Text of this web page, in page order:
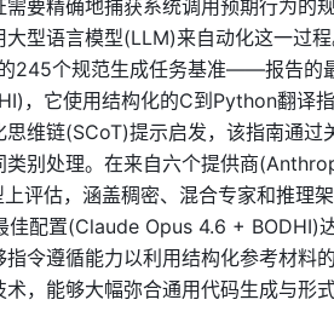
要精确地捕获系统调用预期行为的
大型语言模型(LLM)来自动化这一过
245个规范生成任务基准——报告的
，它使用结构化的C到Python翻译
维链(SCoT)提示启发，该指南通过
类别处理。在来自六个提供商
评估，涵盖稠密、混合专家和推理
佳配置(Claude Opus 4.6 + BODHI)
令遵循能力以利用结构化参考材料
，能够大幅弥合通用代码生成与形